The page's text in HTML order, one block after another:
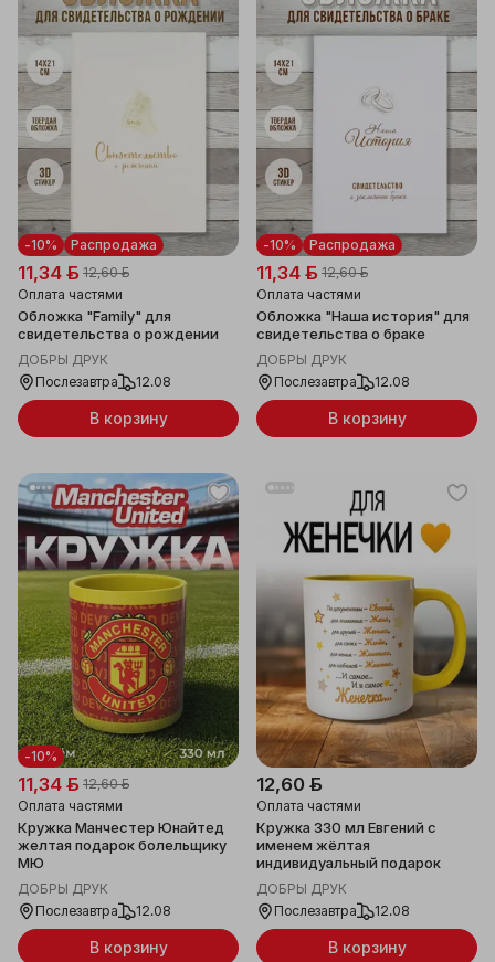
Распродажа
-10%
11,34 ƃ 12,60 ƃ
Оплата частями
Обложка "Family" для
свидетельства о рождении
ДОБРЫ ДРУК
Послезавтра
12.08
В корзину
Распродажа
-10%
11,34 ƃ 12,60 ƃ
Оплата частями
Обложка "Наша история" для
свидетельства о браке
ДОБРЫ ДРУК
Послезавтра
12.08
В корзину
-10%
11,34 ƃ 12,60 ƃ
Оплата частями
Кружка Манчестер Юнайтед
желтая подарок болельщику
МЮ
ДОБРЫ ДРУК
Послезавтра
12.08
В корзину
12,60 ƃ
Оплата частями
Кружка 330 мл Евгений с
именем жёлтая
индивидуальный подарок
ДОБРЫ ДРУК
Послезавтра
12.08
В корзину